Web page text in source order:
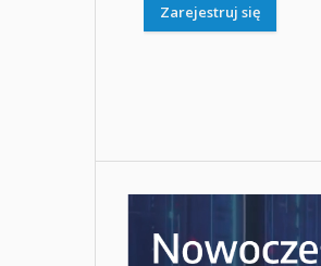
Zarejestruj się